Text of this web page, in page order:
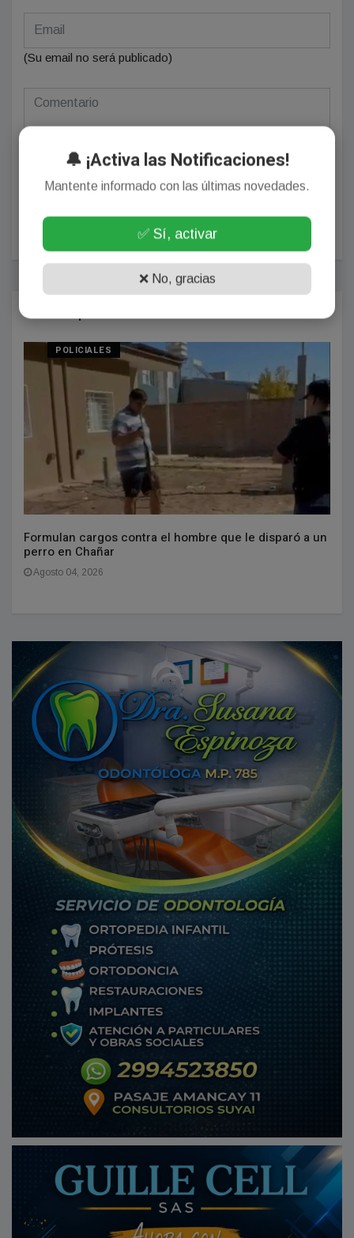
(Su email no será publicado)
POSTEAR COMENTARIO
Más Populares
POLICIALES
Formulan cargos contra el hombre que le disparó a un
perro en Chañar
Agosto 04, 2026
🔔 ¡Activa las Notificaciones!
Mantente informado con las últimas novedades.
✅ Sí, activar
❌ No, gracias